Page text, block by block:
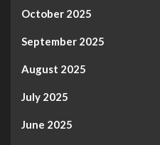
October 2025
September 2025
August 2025
July 2025
June 2025